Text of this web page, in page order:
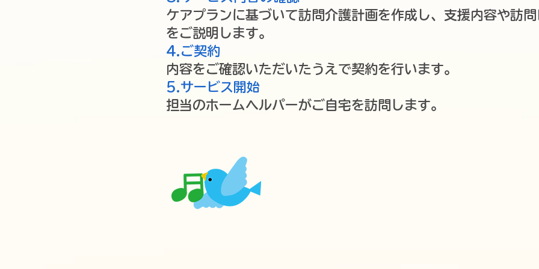
ケアプランに基づいて訪問介護計画を作成し、支援内容や訪
をご説明します。​
4.ご契約
内容をご確認いただいたうえで契約を行います。
5.サービス開始
担当のホームヘルパーがご自宅を訪問します。